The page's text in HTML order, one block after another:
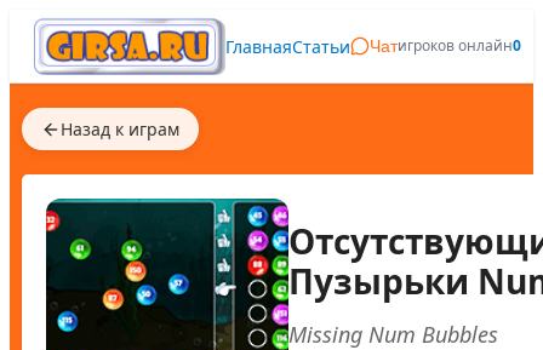
ГлавнаяСтатьи Чатигроков онлайн0
Назад к играм
Пузырьки
Missing Num Bubbles